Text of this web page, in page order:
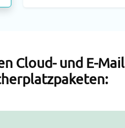
Cloud- und E-Mail